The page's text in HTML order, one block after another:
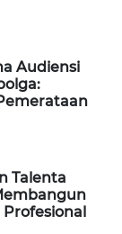
Audiensi
Talenta